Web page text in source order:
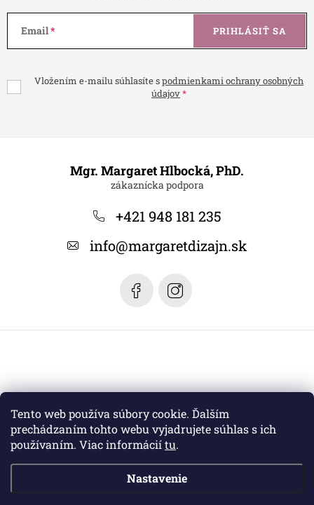
Tento web používa súbory cookie. Ďalším
prechádzaním tohto webu vyjadrujete súhlas s ich
používaním. Viac informáciítu.
Nastavenie
Email
Vložením e-mailu súhlasíte spodmienkami ochrany osobných
údajov
PRIHLÁSIŤ SA
Mgr. Margaret Hlbocká, PhD.
+421 948 181 235
info@margaretdizajn.sk